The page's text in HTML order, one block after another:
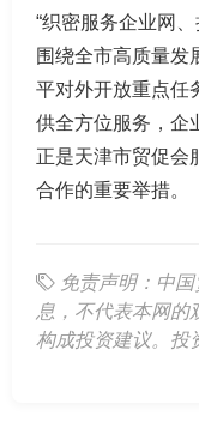
“织密服务企业网
围绕全市高质量发
平对外开放重点任
供全方位服务，企
正是天津市贸促会
合作的重要举措。
免责声明：中
息，不代表本网的
构成投资建议。投